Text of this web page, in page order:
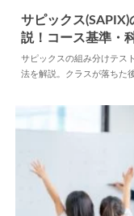
塾
サピックス
説！コース基準・
サピックスの組み分けテス
法を解説。クラスが落ちた